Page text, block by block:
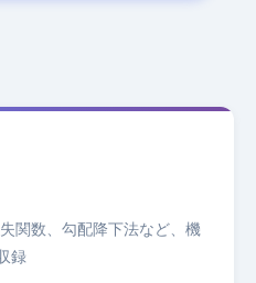
関数、勾配降下法など、機
録